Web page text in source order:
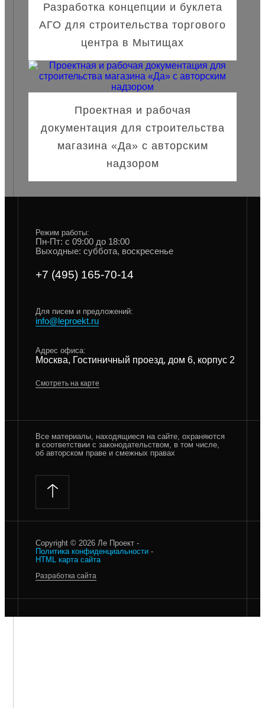
Разработка концепции и буклета
АГО для строительства торгового
центра в Мытищах
Проектная и рабочая
документация для строительства
магазина «Да» с авторским
надзором
Режим работы:
Пн-Пт: с 09:00 до 18:00
Выходные: суббота, воскресенье
+7 (495) 165-70-14
Для писем и предложений:
info@leproekt.ru
Адрес офиса:
Москва, Гостиничный проезд, дом 6, корпус 2
Смотреть на карте
Все материалы, находящиеся на сайте, охраняются
в соответствии с законодательством, в том числе,
об авторском праве и смежных правах
Copyright © 2026 Ле Проект -
Политика конфиденциальности -
HTML карта сайта
Разработка сайта